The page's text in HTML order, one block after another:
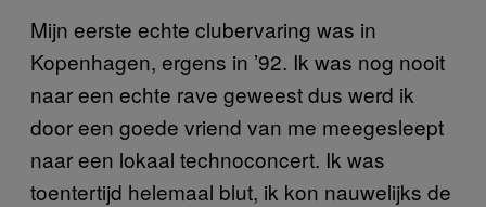
Mijn eerste echte clubervaring was in
Kopenhagen, ergens in ’92. Ik was nog nooit
naar een echte rave geweest dus werd ik
door een goede vriend van me meegesleept
naar een lokaal technoconcert. Ik was
toentertijd helemaal blut, ik kon nauwelijks de